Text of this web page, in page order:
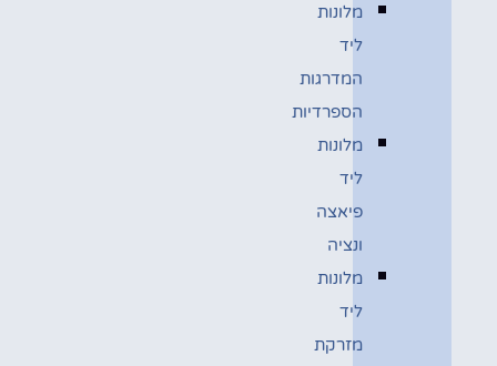
מלונות
ליד
המדרגות
הספרדיות
מלונות
ליד
פיאצה
ונציה
מלונות
ליד
מזרקת